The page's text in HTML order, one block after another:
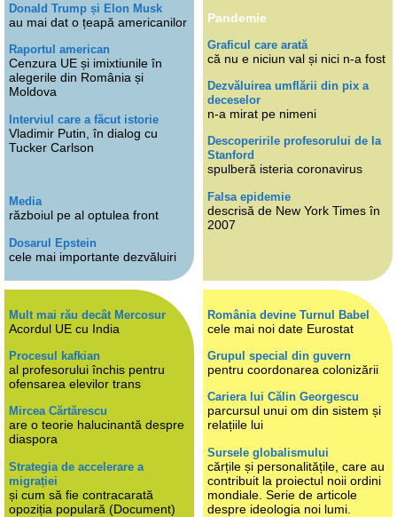
Donald Trump și Elon Musk
au mai dat o țeapă americanilor
Raportul american
Cenzura UE și imixtiunile în
alegerile din România și
Moldova
Interviul care a făcut istorie
Vladimir Putin, în dialog cu
Tucker Carlson
Media
războiul pe al optulea front
Dosarul Epstein
cele mai importante dezvăluiri
Pandemie
Graficul care arată
că nu e niciun val și nici n-a fost
Dezvăluirea umflării din pix a
deceselor
n-a mirat pe nimeni
Descoperirile profesorului de la
Stanford
spulberă isteria coronavirus
Falsa epidemie
descrisă de New York Times în
2007
Mult mai rău decât Mercosur
Acordul UE cu India
Procesul kafkian
al profesorului închis pentru
ofensarea elevilor trans
Mircea Cărtărescu
are o teorie halucinantă despre
diaspora
Strategia de accelerare a
migrației
și cum să fie contracarată
opoziția populară (Document)
România devine Turnul Babel
cele mai noi date Eurostat
Grupul special din guvern
pentru coordonarea colonizării
Cariera lui Călin Georgescu
parcursul unui om din sistem și
relațiile lui
Sursele globalismului
cărțile și personalitățile, care au
contribuit la proiectul noii ordini
mondiale. Serie de articole
despre ideologia noi lumi.